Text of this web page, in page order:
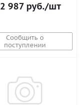
987руб./шт
Сообщить о
поступлении